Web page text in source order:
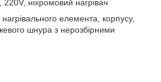
ніхромовий нагрівач
елемента, корпусу,
шнура з нерозбірними